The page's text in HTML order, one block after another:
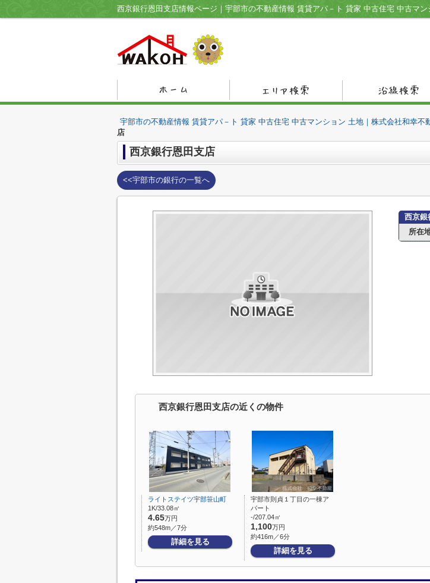
宇部市の不動産情報 賃貸アパ－ト 貸家 中古住宅 中古マンション 土地｜株式会社和幸不
店
西京銀行恩田支店
<<宇部市の銀行の一覧へ
西京銀
所在
西京銀行恩田支店の近くの物件
ライトステイツ宇部笹山町
1K/33.08㎡
4.65万円
約548m／7分
詳細を見る
宇部市則貞１丁目の一棟ア
パート
-/207.04㎡
1,100万円
約416m／6分
詳細を見る